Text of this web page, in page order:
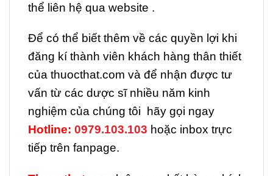
thể liên hệ qua website .
Để có thể biết thêm về các quyền lợi khi
đăng kí thành viên khách hàng thân thiết
của thuocthat.com và để nhận được tư
vấn từ các dược sĩ nhiều năm kinh
nghiệm của chúng tôi hãy gọi ngay
Hotline: 0979.103.103 hoặc inbox trực
tiếp trên fanpage.